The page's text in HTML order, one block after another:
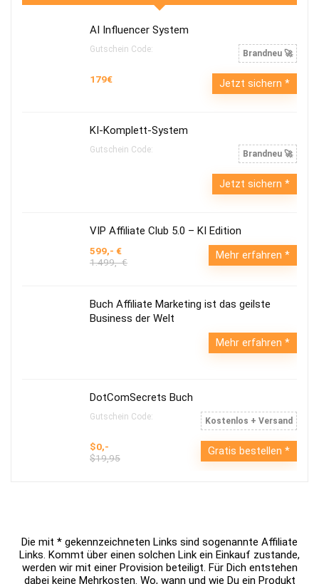
AI Influencer System
Gutschein Code: Brandneu 🚀
179€ Jetzt sichern
KI-Komplett-System
Gutschein Code: Brandneu 🚀
Jetzt sichern
VIP Affiliate Club 5.0 – KI Edition
599,- €
1.499,- €
Mehr erfahren
Buch Affiliate Marketing ist das geilste
Business der Welt
Mehr erfahren
DotComSecrets Buch
Gutschein Code: Kostenlos + Versand
$0,-
$19,95
Gratis bestellen
Die mit * gekennzeichneten Links sind sogenannte Affiliate
Links. Kommt über einen solchen Link ein Einkauf zustande,
werden wir mit einer Provision beteiligt. Für Dich entstehen
dabei keine Mehrkosten. Wo, wann und wie Du ein Produkt